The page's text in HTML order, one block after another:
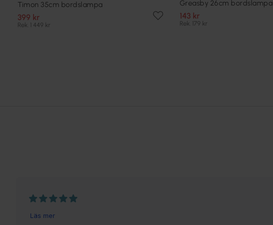
Timon 35cm bordslampa
399 kr
Rek. 1 449 kr
Greasby 26cm bordslampa
143 kr
Rek. 179 kr